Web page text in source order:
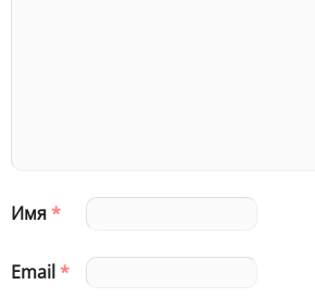
Имя*
Email*